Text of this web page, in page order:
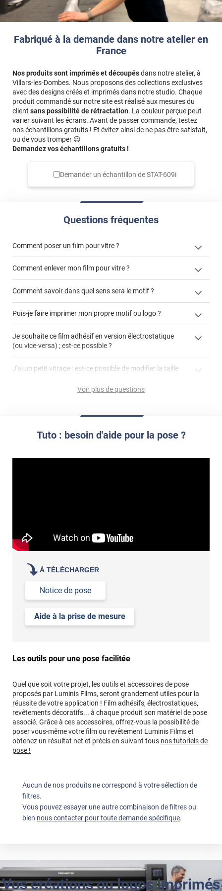
Fabriqué à la demande dans notre atelier en
France
Nos produits sont imprimés et découpésdans notre atelier, à
Villars-les-Dombes. Nous proposons des collections exclusives
avec des designs créés et imprimés dans notre studio. Chaque
produit commandé sur notre site est réalisé aux mesures du
client sans possibilité de rétractation. La couleur perçue peut
varier suivant les écrans. Avant de passer commande, testez
nos échantillons gratuits ! Et évitez ainsi de ne pas être satisfait,
ou de vous tromper 😉
Demandez vos échantillons gratuits !
Demander un échantillon deSTAT-609i
Questions fréquentes
Comment poser un film pour vitre ?
cet article
cet
article
Comment enlever mon film pour vitre ?
enlever et stocker
Comment savoir dans quel sens sera le motif ?
Puis-je faire imprimer mon propre motif ou logo ?
personnaliser
Je souhaite ce film adhésif en version électrostatique
(ou vice-versa) ; est-ce possible ?
J'ai un petit vitrage : est-ce possible de modifier la taille
impression personnalisée
Voir plus de questions
Tuto : besoin d'aide pour la pose ?
À TÉLÉCHARGER
Notice de pose
Aide à la prise de mesure
Les outils pour une pose facilitée
Quel que soit votre projet, les outils et accessoires de pose
proposés par Luminis Films, seront grandement utiles pour la
réussite de votre application ! Film adhésifs, électrostatiques,
revêtements décoratifs... à chaque produit son matériel de pose
associé. Grâce à ces accessoires, offrez-vous la possibilité de
poser vous-même votre film ou revêtement Luminis Films et
obtenez un résultat net et précis en suivant tous nos tutoriels de
pose !
Aucun de nos produits ne correspond à votre sélection de
filtres.
Vous pouvez essayer une autre combinaison de filtres ou
bien nous contacter pour toute demande spécifique.
Vos créations ou logos imprimés